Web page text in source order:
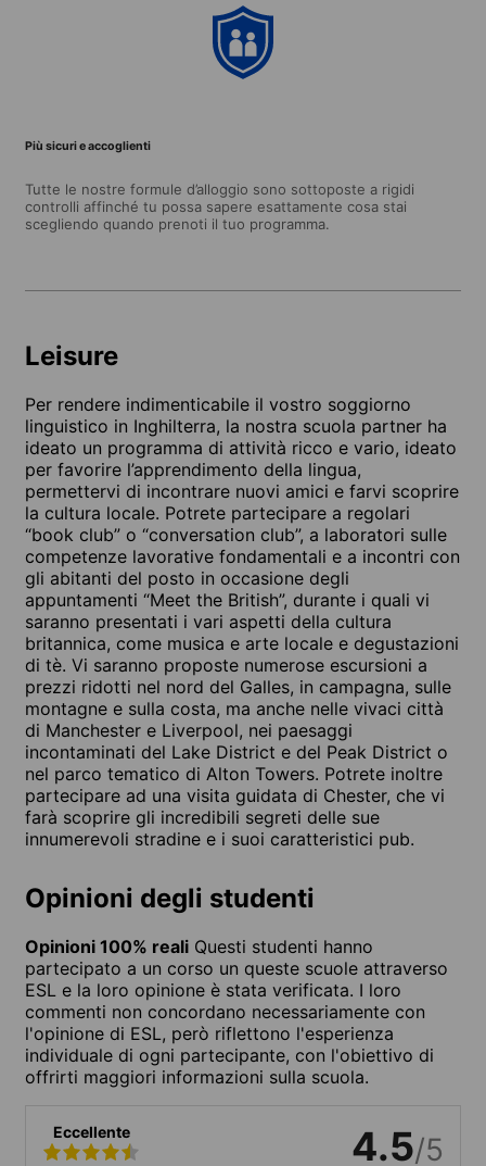
Più sicuri e accoglienti
Tutte le nostre formule d’alloggio sono sottoposte a rigidi
controlli affinché tu possa sapere esattamente cosa stai
scegliendo quando prenoti il tuo programma.
Leisure
Per rendere indimenticabile il vostro soggiorno
linguistico in Inghilterra, la nostra scuola partner ha
ideato un programma di attività ricco e vario, ideato
per favorire l’apprendimento della lingua,
permettervi di incontrare nuovi amici e farvi scoprire
la cultura locale. Potrete partecipare a regolari
“book club” o “conversation club”, a laboratori sulle
competenze lavorative fondamentali e a incontri con
gli abitanti del posto in occasione degli
appuntamenti “Meet the British”, durante i quali vi
saranno presentati i vari aspetti della cultura
britannica, come musica e arte locale e degustazioni
di tè. Vi saranno proposte numerose escursioni a
prezzi ridotti nel nord del Galles, in campagna, sulle
montagne e sulla costa, ma anche nelle vivaci città
di Manchester e Liverpool, nei paesaggi
incontaminati del Lake District e del Peak District o
nel parco tematico di Alton Towers. Potrete inoltre
partecipare ad una visita guidata di Chester, che vi
farà scoprire gli incredibili segreti delle sue
innumerevoli stradine e i suoi caratteristici pub.
Opinioni degli studenti
Opinioni 100% reali Questi studenti hanno
partecipato a un corso un queste scuole attraverso
ESL e la loro opinione è stata verificata. I loro
commenti non concordano necessariamente con
l'opinione di ESL, però riflettono l'esperienza
individuale di ogni partecipante, con l'obiettivo di
offrirti maggiori informazioni sulla scuola.
Eccellente 4.5/5